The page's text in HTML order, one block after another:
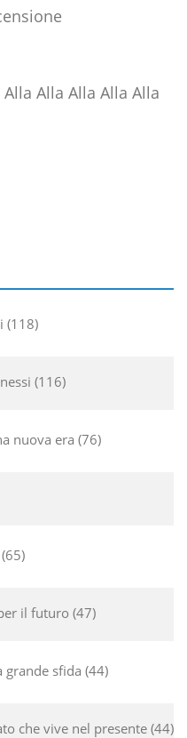
Alla Alla Alla Alla
118
116
nuova era 76
65
il futuro 47
grande sfida 44
che vive nel presente 44